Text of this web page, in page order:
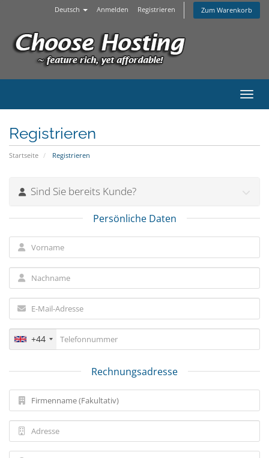
Deutsch Anmelden Registrieren Zum Warenkorb
Registrieren
Startseite Registrieren
Sind Sie bereits Kunde?
Persönliche Daten
+44
Rechnungsadresse